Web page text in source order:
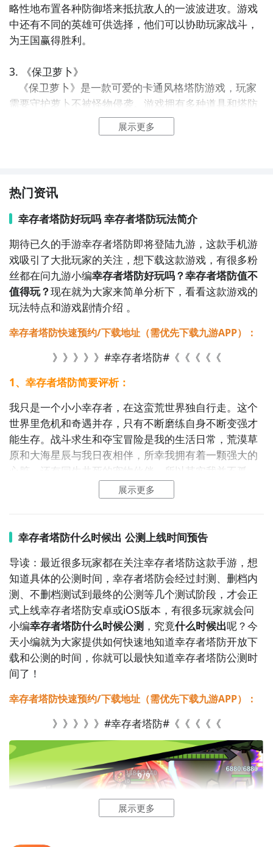
略性地布置各种防御塔来抵抗敌人的一波波进攻。游戏
中还有不同的英雄可供选择，他们可以协助玩家战斗，
为王国赢得胜利。
3. 《保卫萝卜》
需要守护萝卜不被怪物侵袭。游戏拥有多种道具和塔防
塔供玩家选择，带来多样化的游戏体验。
家需要合理布置各种防御塔和陷阱，防止敌人侵入领
地。游戏拥有丰富的关卡和挑战，测试玩家的智慧与反
应能力。
5. 《植物大战僵尸》
   《植物大战僵尸》是一款广受欢迎的塔防游戏，玩家
通过种植各种功能不同的植物来抵御大量僵尸的进攻。
游戏结合了策略与休闲元素，趣味十足。
6. 《魔法塔防》
   《魔法塔防》以魔法世界为背景，玩家化身高塔守护
者，通过施展魔法，建设和升级防御塔，以应对来袭的
7. 《防御阵型：觉醒》
   《防御阵型：觉醒》是一款科幻题材的塔防游戏，玩
家需要在外星入侵中保卫人类基地。游戏中有多种防御
塔和科技升级系统，玩家可以根据自己的喜好进行搭配
和强化。
兵，抵御一波波敌人的攻击。作为一名指挥官，你需要
合理使用资源和策略来保卫你的城堡。
9. 《怪物联盟：防卫战》
   《怪物联盟：防卫战》讲述了玩家与各种怪物组成联
盟，共同抵御入侵者的故事。游戏结合了养成和塔防元
素，使玩家可以收集和培育强大的怪物伙伴。
10. 《猫咪大战争》
    《猫咪大战争》是一款风格独特的塔防游戏，玩家需
要指挥一群猫咪进行战斗，抵御各种古怪敌人的进攻。
游戏画风搞笑，玩法新颖，深受玩家喜爱。
这些游戏都拥有各自独特的玩法和魅力，希望你能找到
喜欢的。
展示更多
热门资讯
幸存者塔防好玩吗 幸存者塔防玩法简介
期待已久的手游幸存者塔防即将登陆九游，这款手机游
戏吸引了大批玩家的关注，想下载这款游戏，有很多粉
丝都在问九游小编幸存者塔防好玩吗？幸存者塔防值不
值得玩？现在就为大家来简单分析下，看看这款游戏的
玩法特点和游戏剧情介绍 。
幸存者塔防快速预约/下载地址（需优先下载九游APP）：
》》》》》#幸存者塔防#《《《《《
1、幸存者塔防简要评析：
我只是一个小小幸存者，在这蛮荒世界独自行走。这个
世界里危机和奇遇并存，只有不断磨练自身不断变强才
能生存。战斗求生和夺宝冒险是我的生活日常，荒漠草
原和大海星辰与我日夜相伴，所幸我拥有着一颗强大的
心脏，还有同生共死的宠物伙伴，所以其实我并不孤
展示更多
幸存者塔防什么时候出 公测上线时间预告
导读：最近很多玩家都在关注幸存者塔防这款手游，想
知道具体的公测时间，幸存者塔防会经过封测、删档内
测、不删档测试到最终的公测等几个测试阶段，才会正
式上线幸存者塔防安卓或iOS版本，有很多玩家就会问
小编幸存者塔防什么时候公测，究竟什么时候出呢？今
天小编就为大家提供如何快速地知道幸存者塔防开放下
载和公测的时间，你就可以最快知道幸存者塔防公测时
间了！
幸存者塔防快速预约/下载地址（需优先下载九游APP）：
》》》》》#幸存者塔防#《《《《《
展示更多